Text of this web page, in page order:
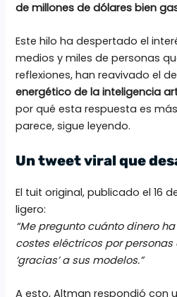
de millones de dólares bien
Este hilo ha despertado el
medios y miles de personas
reflexiones, han reavivado el
energético de la inteligencia
por qué esta respuesta es
parece, sigue leyendo.
Un tweet viral que
El tuit original, publicado el 16
ligero:
“Me pregunto cuánto dinero
costes eléctricos por personas
‘gracias’ a sus modelos.”
A esto, Altman respondió con